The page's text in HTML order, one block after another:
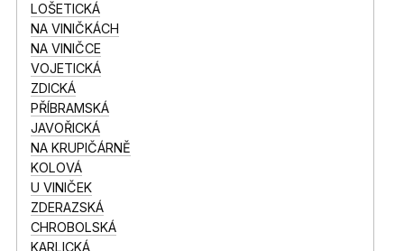
LOŠETICKÁ
NA VINIČKÁCH
NA VINIČCE
VOJETICKÁ
ZDICKÁ
PŘÍBRAMSKÁ
JAVOŘICKÁ
NA KRUPIČÁRNĚ
KOLOVÁ
U VINIČEK
ZDERAZSKÁ
CHROBOLSKÁ
KARLICKÁ